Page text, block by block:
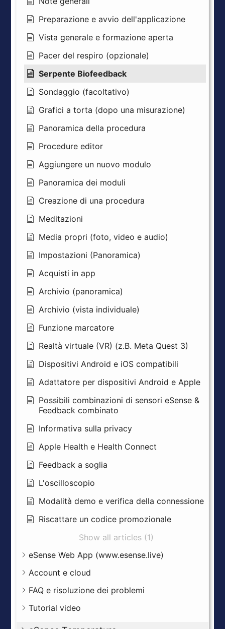
Preparazione e avvio dell'applicazione
Vista generale e formazione aperta
Pacer del respiro (opzionale)
Serpente Biofeedback
Sondaggio (facoltativo)
Grafici a torta (dopo una misurazione)
Panoramica della procedura
Procedure editor
Aggiungere un nuovo modulo
Panoramica dei moduli
Creazione di una procedura
Meditazioni
Media propri (foto, video e audio)
Impostazioni (Panoramica)
Acquisti in app
Archivio (panoramica)
Archivio (vista individuale)
Funzione marcatore
Realtà virtuale (VR) (z.B. Meta Quest 3)
Dispositivi Android e iOS compatibili
Adattatore per dispositivi Android e Apple
Possibili combinazioni di sensori eSense &
Feedback combinato
Informativa sulla privacy
Apple Health e Health Connect
Feedback a soglia
L'oscilloscopio
Modalità demo e verifica della connessione
Riscattare un codice promozionale
Show all articles (1)
eSense Web App (www.esense.live)
Account e cloud
FAQ e risoluzione dei problemi
Tutorial video